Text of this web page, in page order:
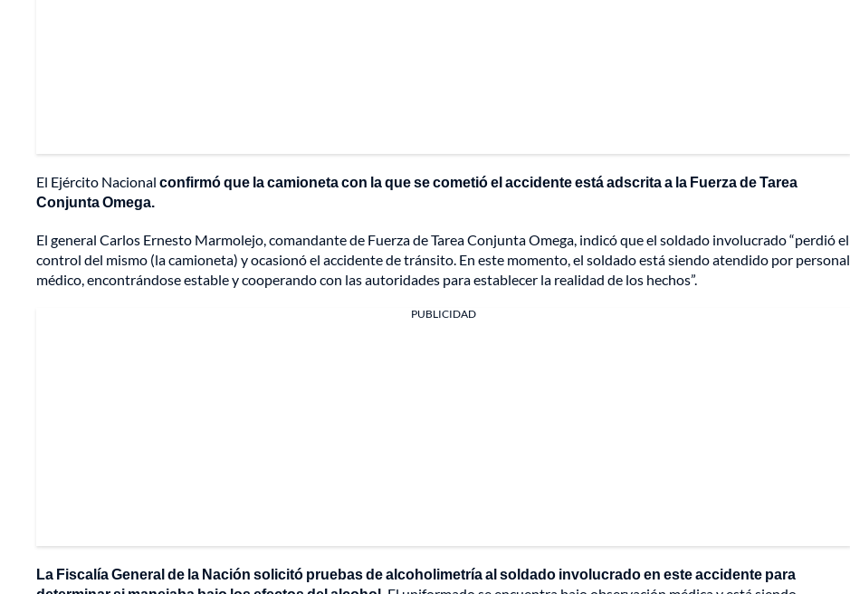
El Ejército Nacional confirmó que la camioneta con la que se cometió el accidente está adscrita a la Fuerza de Tarea
Conjunta Omega.
El general Carlos Ernesto Marmolejo, comandante de Fuerza de Tarea Conjunta Omega, indicó que el soldado involucrado “perdió el
control del mismo (la camioneta) y ocasionó el accidente de tránsito. En este momento, el soldado está siendo atendido por personal
médico, encontrándose estable y cooperando con las autoridades para establecer la realidad de los hechos”.
PUBLICIDAD
La Fiscalía General de la Nación solicitó pruebas de alcoholimetría al soldado involucrado en este accidente para